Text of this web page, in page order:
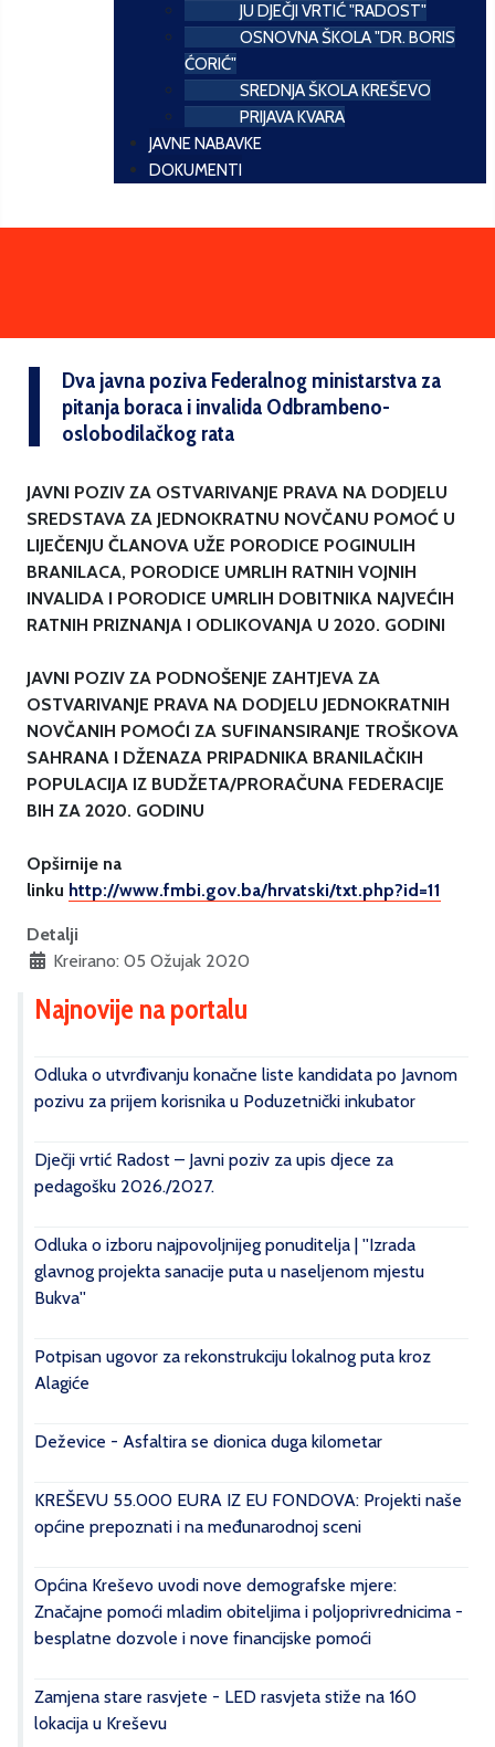
JU DJEČJI VRTIĆ "RADOST"
OSNOVNA ŠKOLA "DR. BORIS
ĆORIĆ"
SREDNJA ŠKOLA KREŠEVO
PRIJAVA KVARA
JAVNE NABAVKE
DOKUMENTI
Dva javna poziva Federalnog ministarstva za
pitanja boraca i invalida Odbrambeno-
oslobodilačkog rata
JAVNI POZIV ZA OSTVARIVANJE PRAVA NA DODJELU
SREDSTAVA ZA JEDNOKRATNU NOVČANU POMOĆ U
LIJEČENJU ČLANOVA UŽE PORODICE POGINULIH
BRANILACA, PORODICE UMRLIH RATNIH VOJNIH
INVALIDA I PORODICE UMRLIH DOBITNIKA NAJVEĆIH
RATNIH PRIZNANJA I ODLIKOVANJA U 2020. GODINI
JAVNI POZIV ZA PODNOŠENJE ZAHTJEVA ZA
OSTVARIVANJE PRAVA NA DODJELU JEDNOKRATNIH
NOVČANIH POMOĆI ZA SUFINANSIRANJE TROŠKOVA
SAHRANA I DŽENAZA PRIPADNIKA BRANILAČKIH
POPULACIJA IZ BUDŽETA/PRORAČUNA FEDERACIJE
BIH ZA 2020. GODINU
Opširnije na
linku http://www.fmbi.gov.ba/hrvatski/txt.php?id=11
Detalji
Kreirano: 05 Ožujak 2020
Najnovije na portalu
Odluka o utvrđivanju konačne liste kandidata po Javnom
pozivu za prijem korisnika u Poduzetnički inkubator
Dječji vrtić Radost – Javni poziv za upis djece za
pedagošku 2026./2027.
Odluka o izboru najpovoljnijeg ponuditelja | ''Izrada
glavnog projekta sanacije puta u naseljenom mjestu
Bukva''
Potpisan ugovor za rekonstrukciju lokalnog puta kroz
Alagiće
Deževice - Asfaltira se dionica duga kilometar
KREŠEVU 55.000 EURA IZ EU FONDOVA: Projekti naše
općine prepoznati i na međunarodnoj sceni
Općina Kreševo uvodi nove demografske mjere:
Značajne pomoći mladim obiteljima i poljoprivrednicima -
besplatne dozvole i nove financijske pomoći
Zamjena stare rasvjete - LED rasvjeta stiže na 160
lokacija u Kreševu